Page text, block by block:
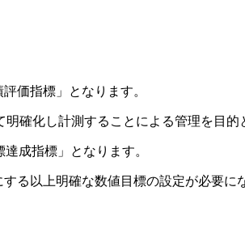
価指標」となります。
確化し計測することによる管理を目的
成指標」となります。
る以上明確な数値目標の設定が必要に